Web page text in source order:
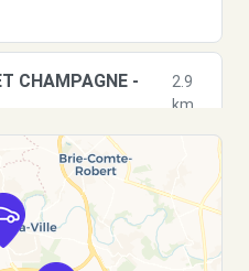
CHAMPAGNE -
2.9
km